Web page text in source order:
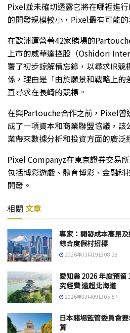
Pixel並未確切透露它將在哪裡進
的開發規模較小，Pixel最有可能的
在歐洲運營著42家賭場的
上市的威華達控股（Oshidori
署了初步諒解備忘錄，以尋求IR競
係，理由是「由於願景和戰略上
直尋求在長崎的競標。
在與Partouche合作之前，Pixel曾
成了一項資本和商業聯盟協議，
業帶來數據分析和投資方面的廣泛
Pixel Companyz在東京證券交易
包括博彩遊戲、體育博彩、金融
開發。
相關 文章
專家：開發成本高昂
綜合度假村招標
2026年03月19日 08:28
愛知縣 2026 年度預留
究經費 遠超北海道
2026年03月09日 05:57
日本賭場監管委員會
算